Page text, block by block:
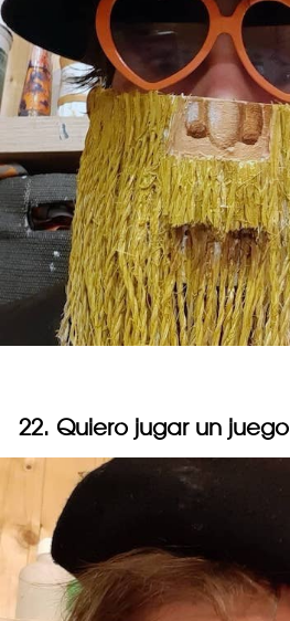
22. Quiero jugar un juego